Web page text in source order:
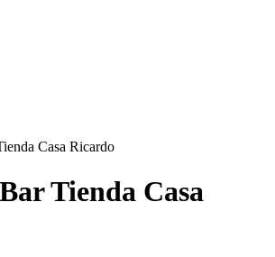
Casa Ricardo
Tienda Casa